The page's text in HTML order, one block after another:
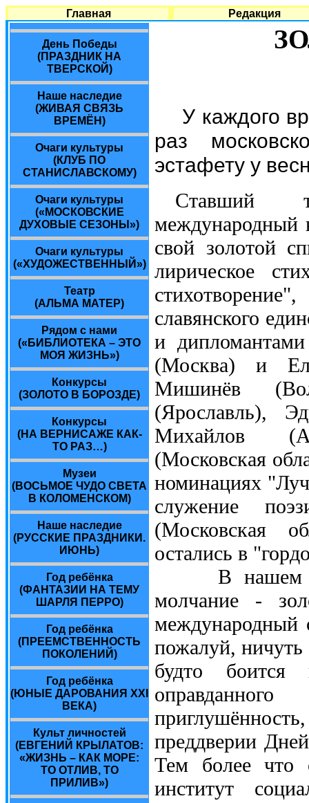
Главная Редакция
День Победы
(ПРАЗДНИК НА
ТВЕРСКОЙ)
Наше наследие
(ЖИВАЯ СВЯЗЬ
ВРЕМЁН)
Очаги культуры
(КЛУБ ПО
СТАНИСЛАВСКОМУ)
Очаги культуры
(«МОСКОВСКИЕ
ДУХОВЫЕ СЕЗОНЫ»)
Очаги культуры
(«ХУДОЖЕСТВЕННЫЙ»)
Театр
(АЛЬМА МАТЕР)
Рядом с нами
(«БИБЛИОТЕКА – ЭТО
МОЯ ЖИЗНЬ»)
Конкурсы
(ЗОЛОТО В БОРОЗДЕ)
Конкурсы
(НА ВЕРНИСАЖЕ КАК-
ТО РАЗ…)
Музеи
(ВОСЬМОЕ ЧУДО СВЕТА
В КОЛОМЕНСКОМ)
Наше наследие
(РУССКИЕ ПРАЗДНИКИ.
ИЮНЬ)
Год ребёнка
(ФАНТАЗИИ НА ТЕМУ
ШАРЛЯ ПЕРРО)
Год ребёнка
(ПРЕЕМСТВЕННОСТЬ
ПОКОЛЕНИЙ)
Год ребёнка
(ЮНЫЕ ДАРОВАНИЯ ХХI
ВЕКА)
Культ личностей
(ЕВГЕНИЙ КРЫЛАТОВ:
«ЖИЗНЬ – КАК МОРЕ:
ТО ОТЛИВ, ТО
ПРИЛИВ»)
У каждого
раз
эстафету у
Ставший
международный
свой золотой
лирическое
славянского
и
(Москва) и
Мишинёв
(Ярославль),
Михайлов
(Московская
номинациях
служение
(Московская
остались в
В нашем
молчание -
международный
пожалуй, ничуть
будто
преддверии
Тем более что
институт